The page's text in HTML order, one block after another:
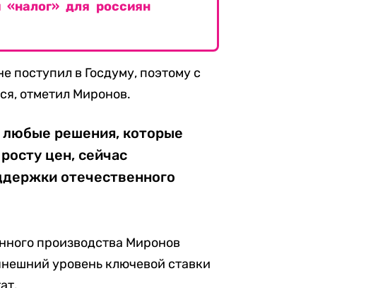
для россиян
поступил в Госдуму, поэтому с
отметил Миронов.
любые решения, которые
цен, сейчас
отечественного
производства Миронов
уровень ключевой ставки